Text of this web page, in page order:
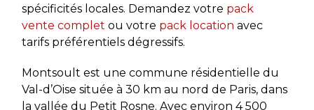
spécificités locales. Demandez votre pack
vente complet ou votre pack location avec
tarifs préférentiels dégressifs.
Montsoult est une commune résidentielle du
Val-d’Oise située à 30 km au nord de Paris, dans
la vallée du Petit Rosne. Avec environ 4 500